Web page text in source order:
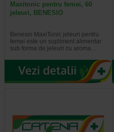
Maxitonic pentru femei, 60
jeleuri, BENESIO
Benesio MaxiTonic jeleuri pentru
femei este un supliment alimentar
sub forma de jeleuri cu aroma…